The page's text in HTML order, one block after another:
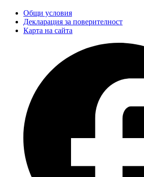
Общи условия
Декларация за поверителност
Карта на сайта